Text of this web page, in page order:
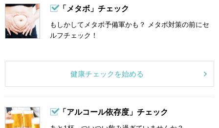
「メタボ」チェック
もしかしてメタボ予備軍かも？ メタボ対策の前にセ
ルフチェック！
健康チェックを始める
「アルコール依存度」チェック